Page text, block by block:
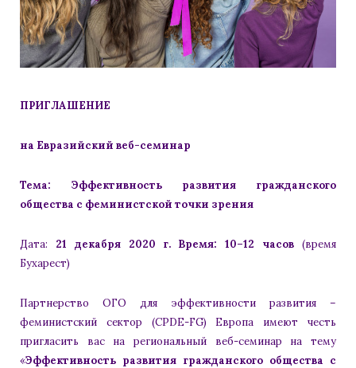
ПРИГЛАШЕНИЕ
на Евразийский веб-семинар
Тема: Эффективность развития гражданского
общества с феминистской точки зрения
Дата: 21 декабря 2020 г. Время: 10–12 часов (время
Бухарест)
Партнерство ОГО для эффективности развития –
феминистский сектор (CPDE-FG) Европа имеют честь
пригласить вас на региональный веб-семинар на тему
«Эффективность развития гражданского общества с